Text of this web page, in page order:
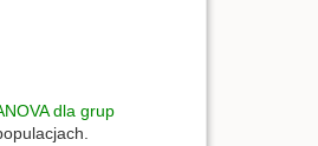
dla grup